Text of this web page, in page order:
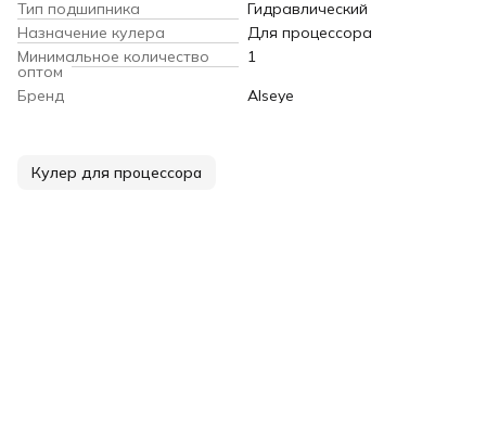
Тип подшипника
Гидравлический
Назначение кулера
Для процессора
Минимальное количество
оптом
1
Бренд
Alseye
Кулер для процессора